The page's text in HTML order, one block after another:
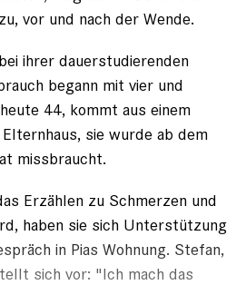
vor und nach der Wende.
ihrer dauer­studierenden
begann mit vier und
44, kommt aus einem
sie wurde ab dem
missbraucht.
Erzählen zu Schmerzen und
haben sie sich Unterstützung
in Pias Wohnung. Stefan,
sich vor: "Ich mach das